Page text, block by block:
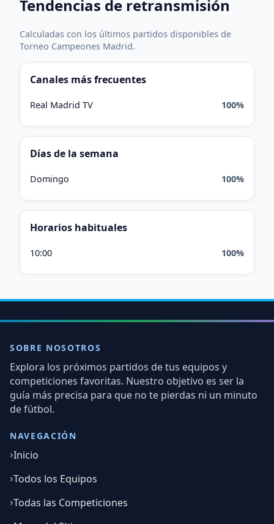
Tendencias de retransmisión
Calculadas con los últimos partidos disponibles de
Torneo Campeones Madrid.
Canales más frecuentes
Real Madrid TV 100%
Días de la semana
Domingo 100%
Horarios habituales
10:00 100%
SOBRE NOSOTROS
Explora los próximos partidos de tus equipos y
competiciones favoritas. Nuestro objetivo es ser la
guía más precisa para que no te pierdas ni un minuto
de fútbol.
NAVEGACIÓN
Inicio
Todos los Equipos
Todas las Competiciones